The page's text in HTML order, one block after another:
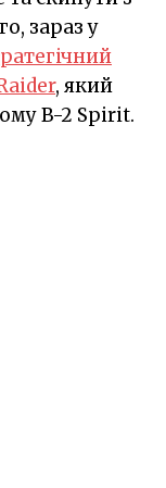
зараз у
, який
B-2 Spirit.